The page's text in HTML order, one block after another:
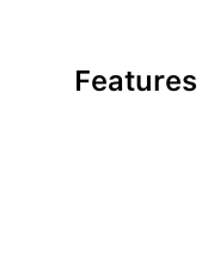
Features